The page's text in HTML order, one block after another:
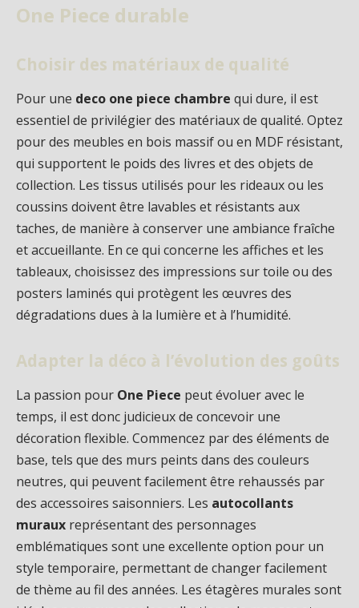
One Piece durable
Choisir des matériaux de qualité
Pour une deco one piece chambre qui dure, il est
essentiel de privilégier des matériaux de qualité. Optez
pour des meubles en bois massif ou en MDF résistant,
qui supportent le poids des livres et des objets de
collection. Les tissus utilisés pour les rideaux ou les
coussins doivent être lavables et résistants aux
taches, de manière à conserver une ambiance fraîche
et accueillante. En ce qui concerne les affiches et les
tableaux, choisissez des impressions sur toile ou des
posters laminés qui protègent les œuvres des
dégradations dues à la lumière et à l’humidité.
Adapter la déco à l’évolution des goûts
La passion pour One Piece peut évoluer avec le
temps, il est donc judicieux de concevoir une
décoration flexible. Commencez par des éléments de
base, tels que des murs peints dans des couleurs
neutres, qui peuvent facilement être rehaussés par
des accessoires saisonniers. Les autocollants
muraux représentant des personnages
emblématiques sont une excellente option pour un
style temporaire, permettant de changer facilement
de thème au fil des années. Les étagères murales sont